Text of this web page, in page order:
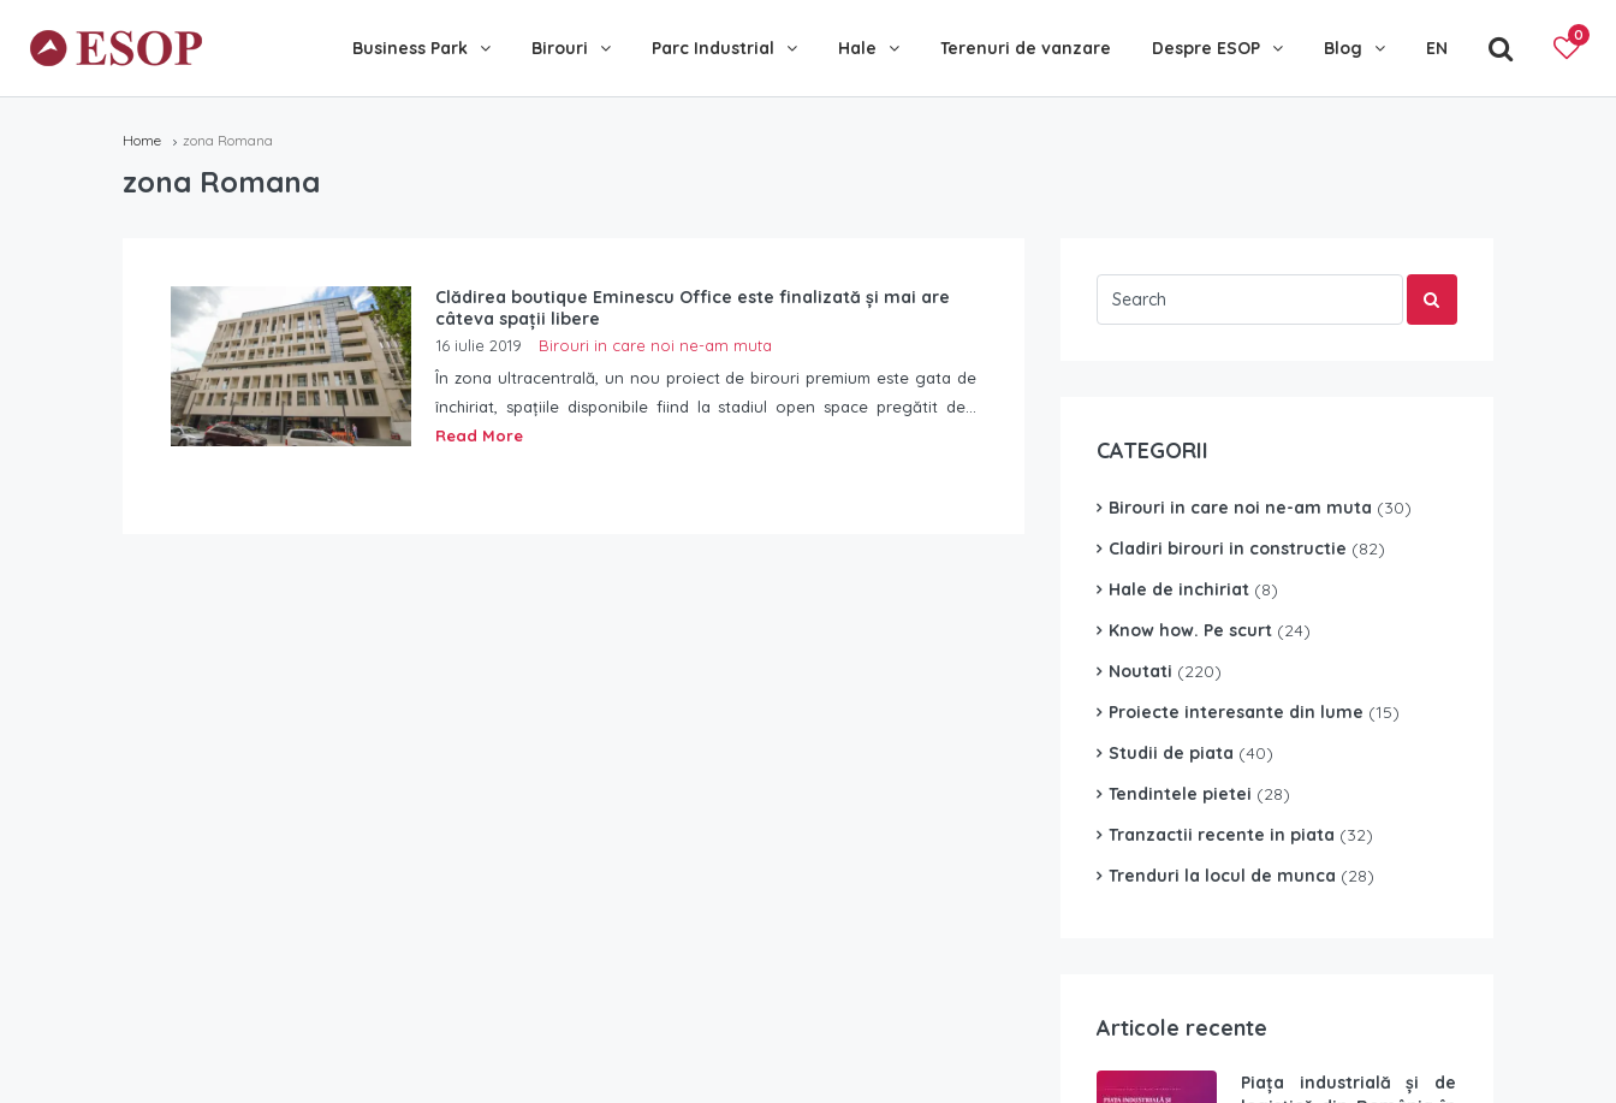
Business Park Birouri Parc Industrial Hale Terenuri de vanzare Despre ESOP Blog EN
0
Home zona Romana
zona Romana
Clădirea boutique Eminescu Office este finalizată și mai are
câteva spații libere
16 iulie 2019
Birouri in care noi ne-am muta
În zona ultracentrală, un nou proiect de birouri premium este gata de
închiriat, spațiile disponibile fiind la stadiul open space pregătit de...
Read More
CATEGORII
Birouri in care noi ne-am muta (30)
Cladiri birouri in constructie (82)
Hale de inchiriat (8)
Know how. Pe scurt (24)
Noutati (220)
Proiecte interesante din lume (15)
Studii de piata (40)
Tendintele pietei (28)
Tranzactii recente in piata (32)
Trenduri la locul de munca (28)
Articole recente
Piața industrială și de